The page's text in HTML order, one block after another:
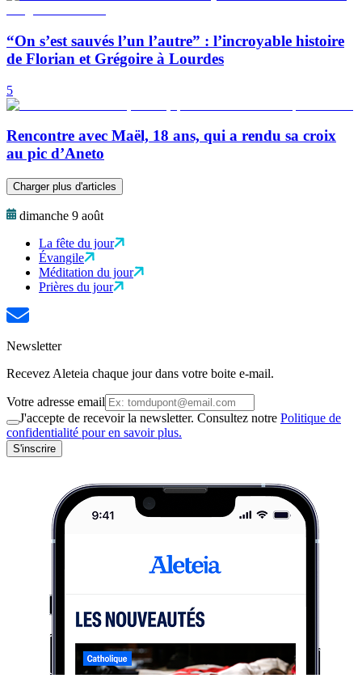
“On s’est sauvés l’un l’autre” : l’incroyable histoire
de Florian et Grégoire à Lourdes
5
Rencontre avec Maël, 18 ans, qui a rendu sa croix
au pic d’Aneto
Charger plus d'articles
dimanche 9 août
La fête du jour
Évangile
Méditation du jour
Prières du jour
Newsletter
Recevez Aleteia chaque jour dans votre boite e-mail.
Votre adresse email
J'accepte de recevoir la newsletter. Consultez notre Politique de
confidentialité pour en savoir plus.
S'inscrire